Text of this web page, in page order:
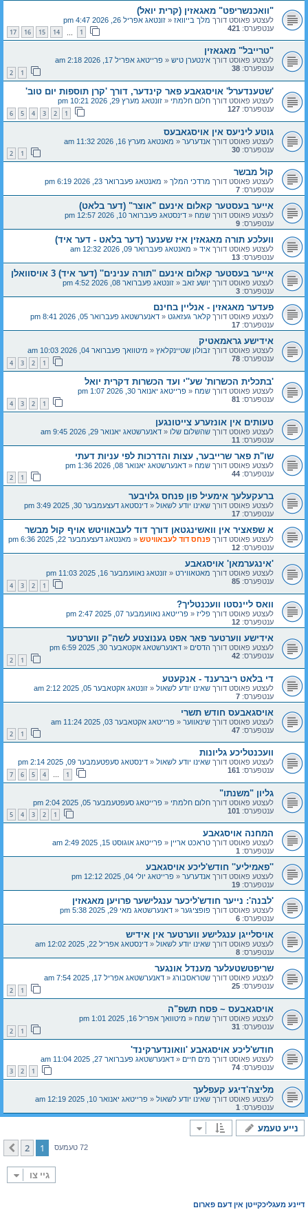
"וואכנשריפט" מאגאזין (קרית יואל)
לעצטע פאוסט דורך מלך בייוואז « זונטאג אפריל 26, 2026 4:47 pm
ענטפערס: 421
1
14
15
16
17
"טרייבל" מאגאזין
לעצטע פאוסט דורך אינטערן טיש « פרייטאג אפריל 17, 2026 2:18 am
ענטפערס: 38
1
2
'שטענדערל' אויסגאבע פאר קינדער, דורך 'קרן תוספות יום טוב'
לעצטע פאוסט דורך חלום חלמתי « זונטאג מערץ 29, 2026 10:21 pm
ענטפערס: 127
1
2
3
4
5
6
גוטע ליניעס אין אויסגאבעס
לעצטע פאוסט דורך אנדערער « מאנטאג מערץ 16, 2026 11:32 am
ענטפערס: 30
1
2
קול מבשר
לעצטע פאוסט דורך מרדכי המלך « מאנטאג פעברואר 23, 2026 6:19 pm
ענטפערס: 7
אייער בעסטער קאלום אינעם "אוצר" (דער בלאט)
לעצטע פאוסט דורך שמח « דינסטאג פעברואר 10, 2026 12:57 pm
ענטפערס: 9
וועלכע תורה מאגאזין איז שענער (דער בלאט - דער איד)
לעצטע פאוסט דורך איד « מאנטאג פעברואר 09, 2026 12:32 am
ענטפערס: 13
אייער בעסטער קאלום אינעם ''תורה ענינים'' (דער איד) 3 אויסוואלן
לעצטע פאוסט דורך יושע זאב « זונטאג פעברואר 08, 2026 4:52 pm
ענטפערס: 3
פעדער מאגאזין - אנליין בחינם
לעצטע פאוסט דורך קלאר געזאגט « דאנערשטאג פעברואר 05, 2026 8:41 pm
ענטפערס: 17
אידישע גראמאטיק
לעצטע פאוסט דורך זבולון שטיינקלאץ « מיטוואך פעברואר 04, 2026 10:03 am
ענטפערס: 78
1
2
3
4
'בתכלית הכשרות' שע''י ועד הכשרות דקרית יואל
לעצטע פאוסט דורך שמח « פרייטאג יאנואר 30, 2026 1:07 pm
ענטפערס: 81
1
2
3
4
טעותים אין אונזערע צייטונגען
לעצטע פאוסט דורך שהשלום שלו « דאנערשטאג יאנואר 29, 2026 9:45 am
ענטפערס: 11
שו"ת פאר שרייבער, עצות והדרכות לפי עניות דעתי
לעצטע פאוסט דורך שמח « דאנערשטאג יאנואר 08, 2026 1:36 pm
ענטפערס: 44
1
2
ברעקעלעך אימעיל פון פנחס גלויבער
לעצטע פאוסט דורך שאינו יודע לשאול « דינסטאג דעצעמבער 30, 2025 3:49 pm
ענטפערס: 17
א שפאציר אין וואשינגטאן דורך דוד לעבאוויטש אויף קול מבשר
לעצטע פאוסט דורך פנחס דוד לעבאוויטש « מאנטאג דעצעמבער 22, 2025 6:36 pm
ענטפערס: 12
'אינגערמאן' אויסגאבע
לעצטע פאוסט דורך מאטאווירט « זונטאג נאוועמבער 16, 2025 11:03 pm
ענטפערס: 85
1
2
3
4
וואס ליינסטו וועכנטליך?
לעצטע פאוסט דורך פליז « פרייטאג נאוועמבער 07, 2025 2:47 pm
ענטפערס: 12
אידישע ווערטער פאר אפט גענוצטע לשה"ק ווערטער
לעצטע פאוסט דורך הדסים « דאנערשטאג אקטאבער 30, 2025 6:59 pm
ענטפערס: 42
1
2
די בלאט ריברענד - אנקעטע
לעצטע פאוסט דורך שאינו יודע לשאול « זונטאג אקטאבער 05, 2025 2:12 am
ענטפערס: 7
אויסגאבעס חודש תשרי
לעצטע פאוסט דורך שינאווער « פרייטאג אקטאבער 03, 2025 11:24 am
ענטפערס: 47
1
2
וועכנטליכע גליונות
לעצטע פאוסט דורך שאינו יודע לשאול « דינסטאג סעפטעמבער 09, 2025 2:14 pm
ענטפערס: 161
1
…
4
5
6
7
גליון "משנתו"
לעצטע פאוסט דורך חלום חלמתי « פרייטאג סעפטעמבער 05, 2025 2:04 pm
ענטפערס: 101
1
2
3
4
5
המחנה אויסגאבע
לעצטע פאוסט דורך טראכט אריין « פרייטאג אוגוסט 15, 2025 2:49 am
ענטפערס: 1
''פאמיליע'' חודש'ליכע אויסגאבע
לעצטע פאוסט דורך אנדערער « פרייטאג יולי 04, 2025 12:12 pm
ענטפערס: 19
'לבנה': נייער חודש'ליכער ענגלישער פרויען מאגאזין
לעצטע פאוסט דורך פופציגער « דאנערשטאג מאי 29, 2025 5:38 pm
ענטפערס: 6
אויסלייגן ענגלישע ווערטער אין אידיש
לעצטע פאוסט דורך שאינו יודע לשאול « דינסטאג אפריל 22, 2025 12:02 am
ענטפערס: 8
שריפטשטעלער מענדל אונגער
לעצטע פאוסט דורך שטראסבורג « דאנערשטאג אפריל 17, 2025 7:54 am
ענטפערס: 25
1
2
אויסגאבעס ~ פסח תשפ"ה
לעצטע פאוסט דורך שמח « מיטוואך אפריל 16, 2025 1:01 pm
ענטפערס: 31
1
2
חודש'ליכע אויסגאבע 'וואונדערקינד'
לעצטע פאוסט דורך מים חיים « דאנערשטאג פעברואר 27, 2025 11:04 am
ענטפערס: 74
1
2
3
מליצה'דיגע קעפלעך
לעצטע פאוסט דורך שאינו יודע לשאול « פרייטאג יאנואר 10, 2025 12:19 am
ענטפערס: 1
נייע טעמע
72 טעמעס 1
2
קומענדיגע
גיי צו
דיינע מעגליכקייטן אין דעם פארום